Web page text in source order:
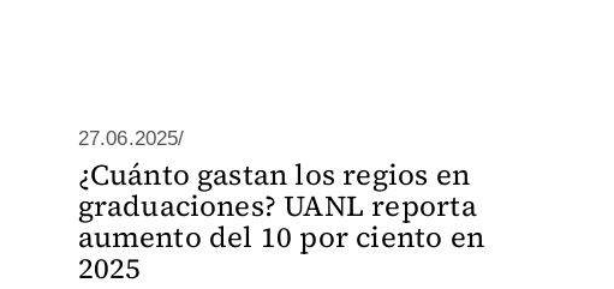
27.06.2025/
¿Cuánto gastan los regios en
graduaciones? UANL reporta
aumento del 10 por ciento en
2025